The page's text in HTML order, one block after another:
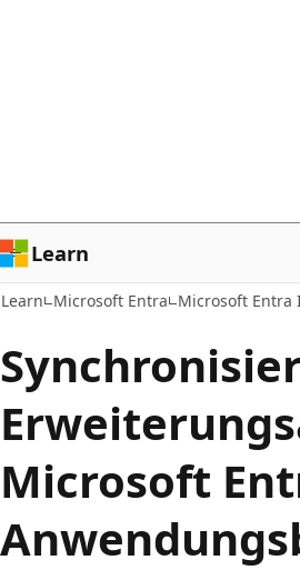
Learn
Learn Microsoft Entra Microsoft Entra
Microsoft